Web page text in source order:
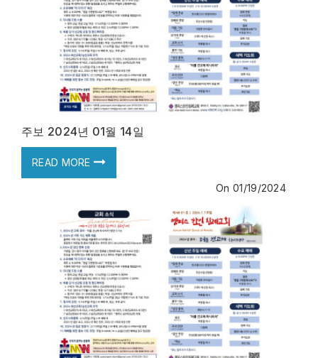
주보 2024년 01월 14일
READ MORE
On 01/19/2024